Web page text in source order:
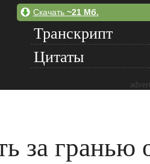
Скачать ~21 Мб.
Транскрипт
Цитаты
за гранью